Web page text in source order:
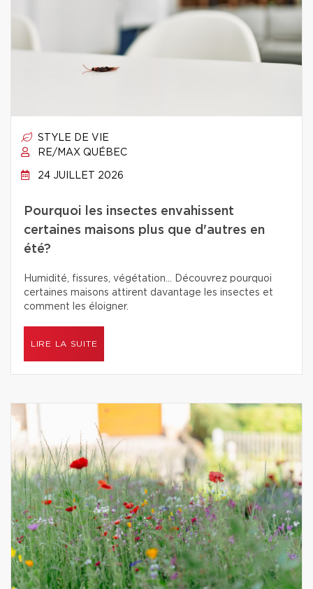
STYLE DE VIE
RE/MAX QUÉBEC
24 JUILLET 2026
Pourquoi les insectes envahissent
certaines maisons plus que d'autres en
été?
Humidité, fissures, végétation… Découvrez pourquoi
certaines maisons attirent davantage les insectes et
comment les éloigner.
LIRE LA SUITE